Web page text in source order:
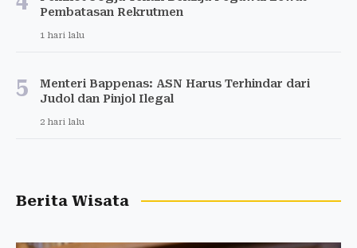
Pembatasan Rekrutmen
1 hari lalu
5
Menteri Bappenas: ASN Harus Terhindar dari
Judol dan Pinjol Ilegal
2 hari lalu
Berita Wisata